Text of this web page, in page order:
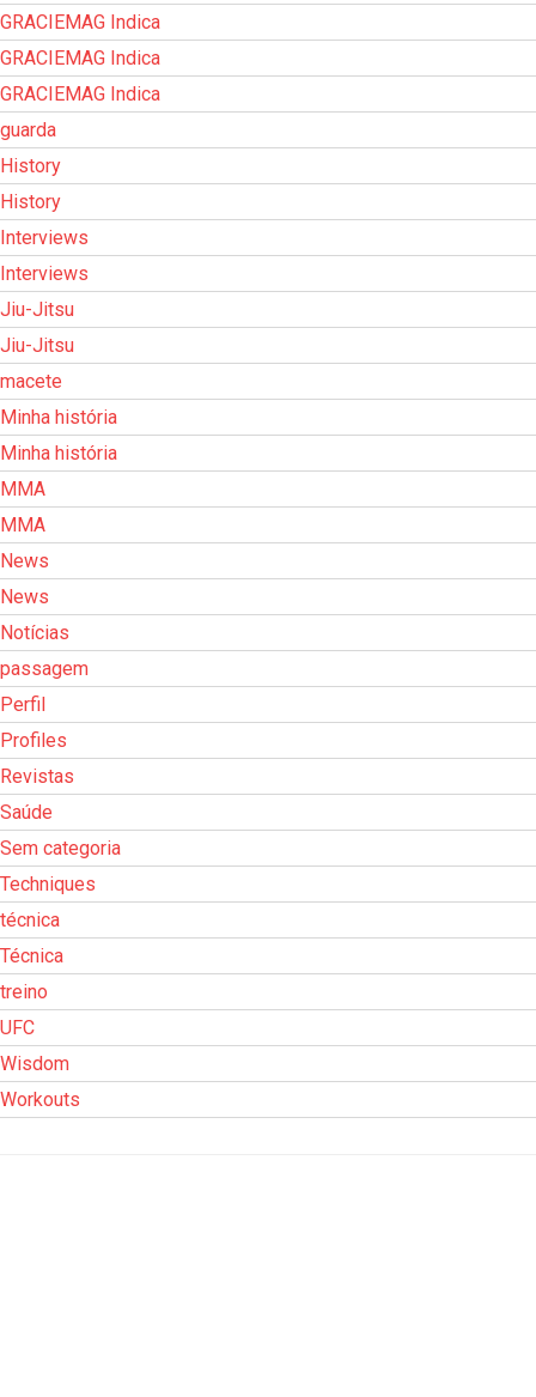
GRACIEMAG Indica
GRACIEMAG Indica
GRACIEMAG Indica
guarda
History
History
Interviews
Interviews
Jiu-Jitsu
Jiu-Jitsu
macete
Minha história
Minha história
MMA
MMA
News
News
Notícias
passagem
Perfil
Profiles
Revistas
Saúde
Sem categoria
Techniques
técnica
Técnica
treino
UFC
Wisdom
Workouts